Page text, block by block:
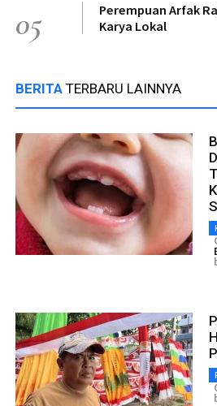
05
Perempuan Arfak
Karya Lokal
BERITA TERBARU LAINNYA